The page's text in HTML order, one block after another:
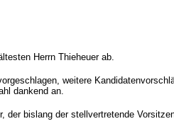
Herrn Thieheuer ab.
weitere
dankend an.
bislang der stellvertretende